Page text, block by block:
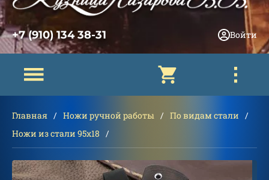
+7 (910) 134 38-31 Войти
Главная Ножи ручной работы
По видам стали
Ножи из стали 95х18